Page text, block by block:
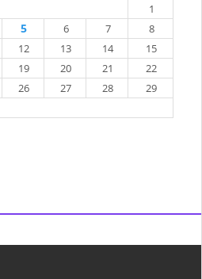
1
5 6 7
8
12 13 14
15
19 20 21
22
26 27 28
29